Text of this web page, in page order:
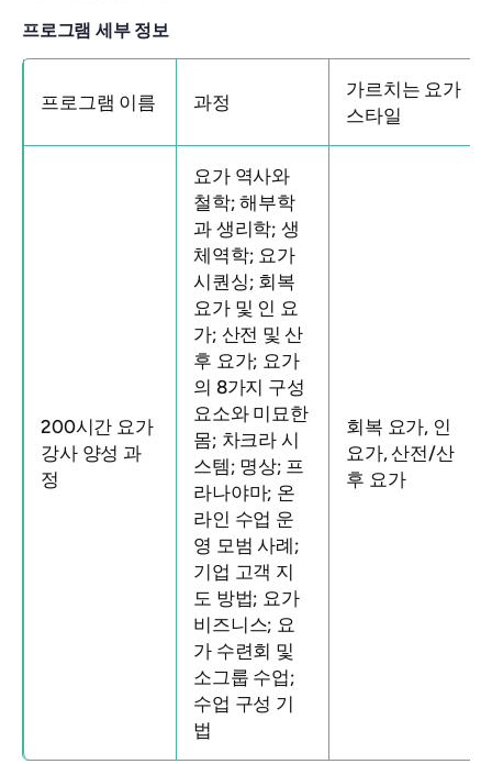
프로그램 세부 정보
프로그램 이름 과정
가르치는 요가
스타일
200시간 요가
강사 양성 과
정
요가 역사와
철학; 해부학
과 생리학; 생
체역학; 요가
시퀀싱; 회복
요가 및 인 요
가; 산전 및 산
후 요가; 요가
의 8가지 구성
요소와 미묘한
몸; 차크라 시
스템; 명상; 프
라나야마; 온
라인 수업 운
영 모범 사례;
기업 고객 지
도 방법; 요가
비즈니스; 요
가 수련회 및
소그룹 수업;
수업 구성 기
법
회복 요가, 인
요가, 산전/산
후 요가